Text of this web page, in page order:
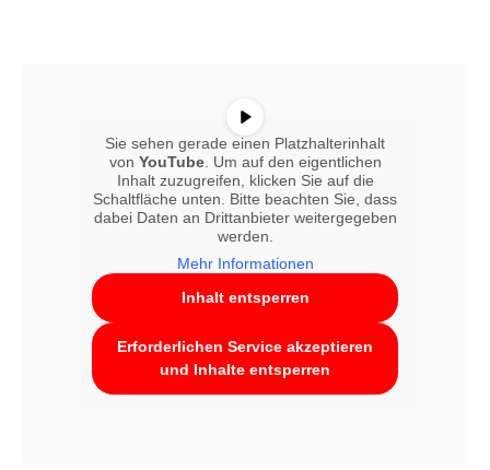
Sie sehen gerade einen Platzhalterinhalt
von YouTube. Um auf den eigentlichen
Inhalt zuzugreifen, klicken Sie auf die
Schaltfläche unten. Bitte beachten Sie, dass
dabei Daten an Drittanbieter weitergegeben
werden.
Mehr Informationen
Inhalt entsperren
Erforderlichen Service akzeptieren
und Inhalte entsperren